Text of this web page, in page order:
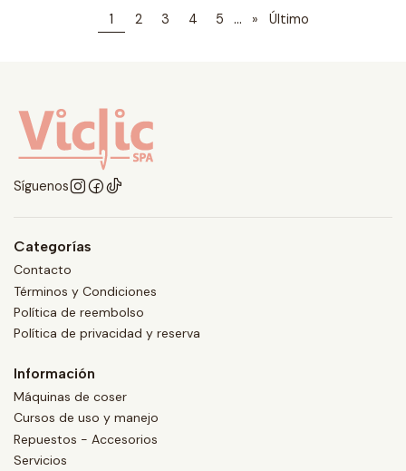
1 2 3 4 5 ... » Último
Síguenos
Categorías
Contacto
Términos y Condiciones
Política de reembolso
Política de privacidad y reserva
Información
Máquinas de coser
Cursos de uso y manejo
Repuestos - Accesorios
Servicios